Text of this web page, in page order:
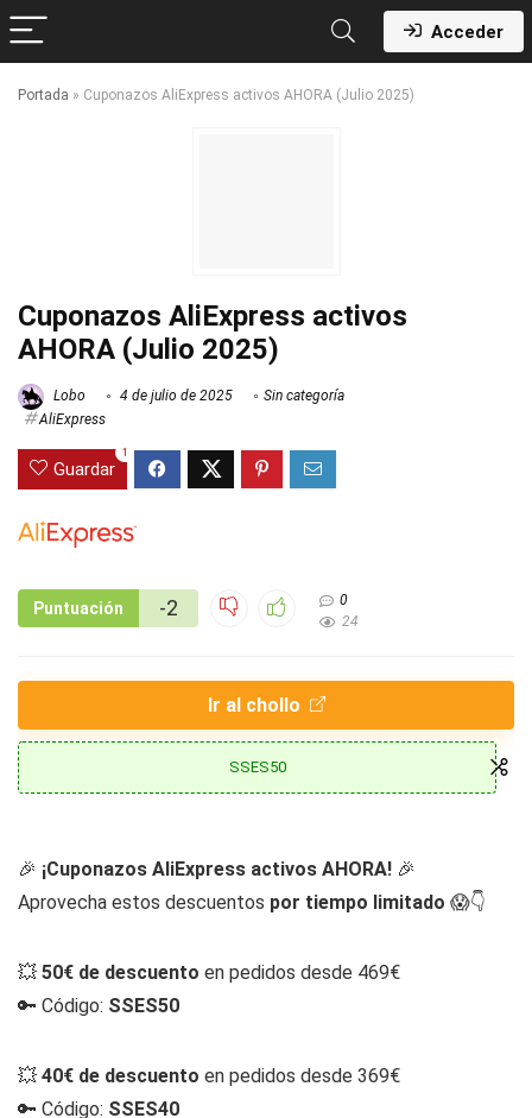
Acceder
Portada » Cuponazos AliExpress activos AHORA (Julio 2025)
Cuponazos AliExpress activos
AHORA (Julio 2025)
Lobo 4 de julio de 2025
Sin categoría
AliExpress
Guardar
1
Puntuación -2
0
24
Ir al chollo
SSES50
🎉 ¡Cuponazos AliExpress activos AHORA! 🎉
Aprovecha estos descuentos por tiempo limitado 😱👇
💥 50€ de descuento en pedidos desde 469€
🔑 Código: SSES50
💥 40€ de descuento en pedidos desde 369€
🔑 Código: SSES40